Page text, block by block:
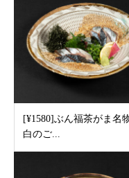
[¥1580]ぶん福茶がま名
白のご...